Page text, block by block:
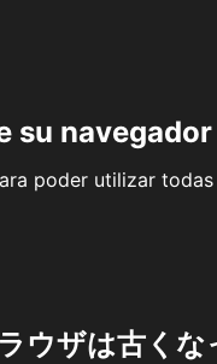
su
poder utilizar
ウザは古く